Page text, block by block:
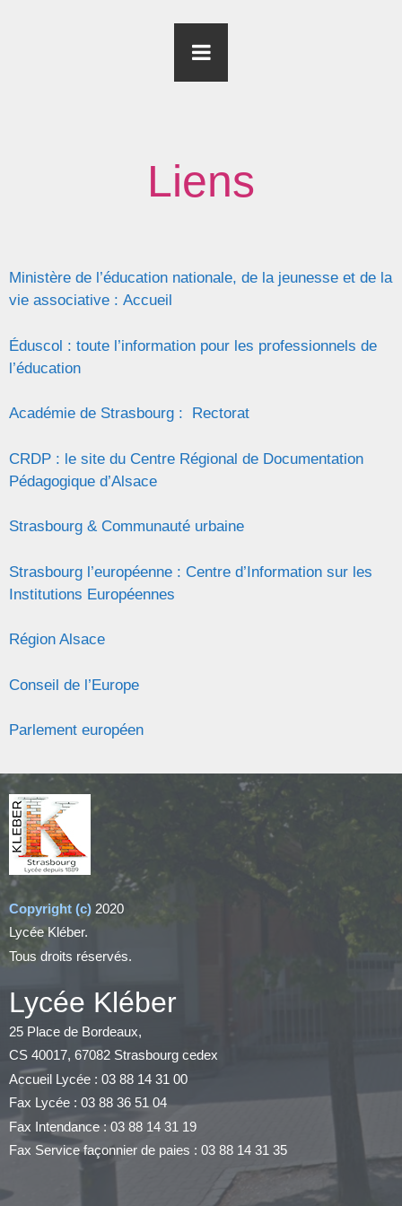
Liens
Ministère de l’éducation nationale, de la jeunesse et de la
vie associative : Accueil
Éduscol : toute l’information pour les professionnels de
l’éducation
Académie de Strasbourg : Rectorat
CRDP : le site du Centre Régional de Documentation
Pédagogique d’Alsace
Strasbourg & Communauté urbaine
Strasbourg l’européenne : Centre d’Information sur les
Institutions Européennes
Région Alsace
Conseil de l’Europe
Parlement européen
Copyright (c) 2020
Lycée Kléber.
Tous droits réservés.
Lycée Kléber
25 Place de Bordeaux,
CS 40017, 67082 Strasbourg cedex
Accueil Lycée : 03 88 14 31 00
Fax Lycée : 03 88 36 51 04
Fax Intendance : 03 88 14 31 19
Fax Service façonnier de paies : 03 88 14 31 35